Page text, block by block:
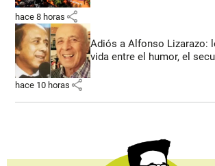
hace 8 horas share
Adiós a Alfonso Lizarazo:
vida entre el humor, el
hace 10 horas share